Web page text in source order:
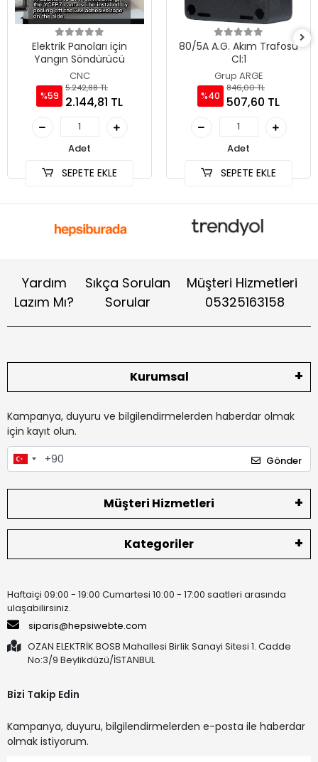
Elektrik Panoları için
Yangın Söndürücü
CNC
%59
5.242,88 TL
2.144,81 TL
Adet
SEPETE EKLE
80/5A A.G. Akım Trafosu
Cl:1
Grup ARGE
%40
846,00 TL
507,60 TL
Adet
SEPETE EKLE
Yardım
Lazım Mı?
Sıkça Sorulan
Sorular
Müşteri Hizmetleri
05325163158
Kurumsal
Kampanya, duyuru ve bilgilendirmelerden haberdar olmak
için kayıt olun.
Gönder
Müşteri Hizmetleri
Kategoriler
Haftaiçi 09:00 - 19:00 Cumartesi 10:00 - 17:00 saatleri arasında
ulaşabilirsiniz.
siparis@hepsiwebte.com
OZAN ELEKTRİK BOSB Mahallesi Birlik Sanayi Sitesi 1. Cadde
No:3/9 Beylikdüzü/İSTANBUL
Bizi Takip Edin
Kampanya, duyuru, bilgilendirmelerden e-posta ile haberdar
olmak istiyorum.